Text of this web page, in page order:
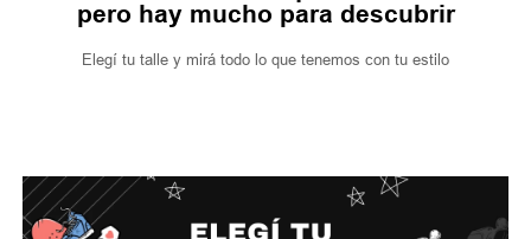
pero hay mucho para descubrir
Elegí tu talle y mirá todo lo que tenemos con tu estilo